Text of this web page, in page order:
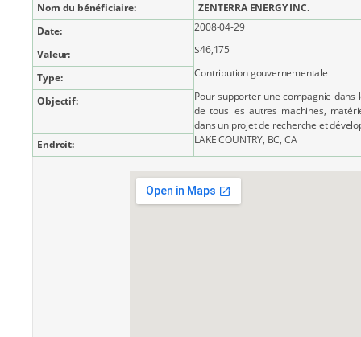
Nom du bénéficiaire:
ZENTERRA ENERGY INC.
Date:
2008-04-29
Valeur:
$46,175
Type: Contribution gouvernementale
Objectif:
Pour supporter une compagnie
de tous les autres machines,
dans un projet de recherche et
Endroit:
LAKE COUNTRY, BC, CA